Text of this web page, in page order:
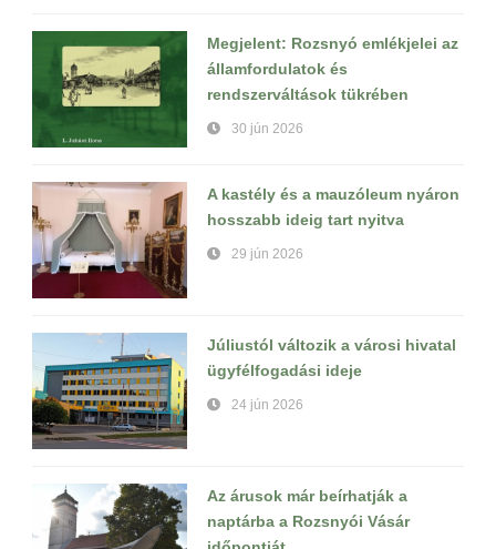
Megjelent: Rozsnyó emlékjelei az
államfordulatok és
rendszerváltások tükrében
30 jún 2026
A kastély és a mauzóleum nyáron
hosszabb ideig tart nyitva
29 jún 2026
Júliustól változik a városi hivatal
ügyfélfogadási ideje
24 jún 2026
Az árusok már beírhatják a
naptárba a Rozsnyói Vásár